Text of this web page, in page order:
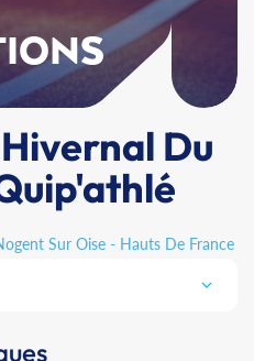
Du
Sur Oise - Hauts De France